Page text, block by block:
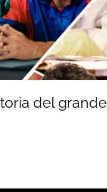
del grande